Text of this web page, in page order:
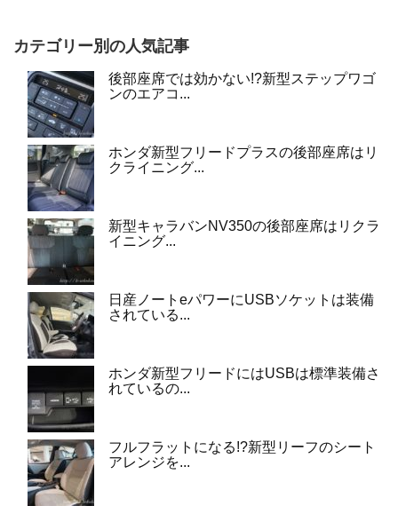
カテゴリー別の人気記事
後部座席では効かない!?新型ステップワゴ
ンのエアコ...
ホンダ新型フリードプラスの後部座席はリ
クライニング...
新型キャラバンNV350の後部座席はリクラ
イニング...
日産ノートeパワーにUSBソケットは装備
されている...
ホンダ新型フリードにはUSBは標準装備さ
れているの...
フルフラットになる!?新型リーフのシート
アレンジを...